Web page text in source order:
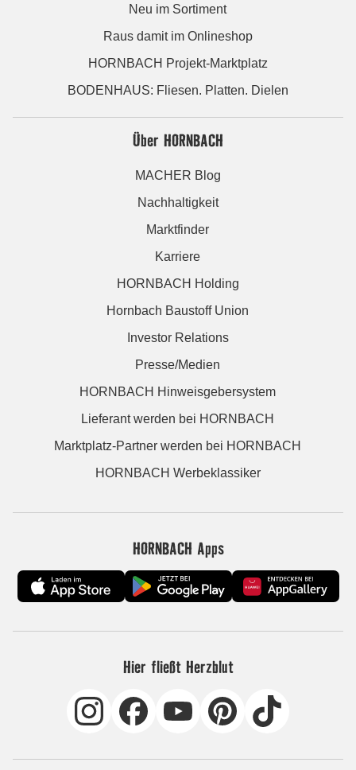
Neu im Sortiment
Raus damit im Onlineshop
HORNBACH Projekt-Marktplatz
BODENHAUS: Fliesen. Platten. Dielen
Über HORNBACH
MACHER Blog
Nachhaltigkeit
Marktfinder
Karriere
HORNBACH Holding
Hornbach Baustoff Union
Investor Relations
Presse/Medien
HORNBACH Hinweisgebersystem
Lieferant werden bei HORNBACH
Marktplatz-Partner werden bei HORNBACH
HORNBACH Werbeklassiker
HORNBACH Apps
Hier fließt Herzblut